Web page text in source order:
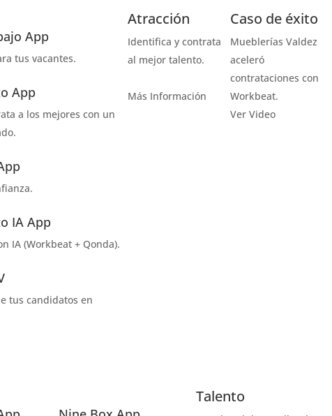
App
tus vacantes.
App
a los mejores con un
IA App
IA (Workbeat + Qonda).
tus candidatos en
Atracción
Identifica y contrata
al mejor talento.
Más Información
Caso de éxito
Mueblerías Valdez
aceleró
contrataciones con
Workbeat.
Ver Video
Talento